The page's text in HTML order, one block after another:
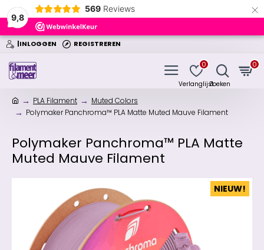
9,8
569 Reviews ×
|INLOGGEN REGISTREREN
0 0
PLA Filament
Muted Colors
Polymaker Panchroma™ PLA Matte Muted Mauve Filament
Polymaker Panchroma™ PLA Matte
Muted Mauve Filament
NIEUW!